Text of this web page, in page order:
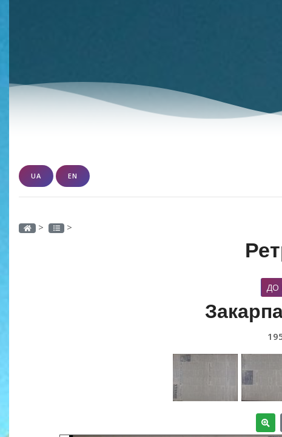
UA EN
> >
ДО